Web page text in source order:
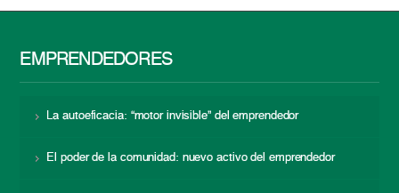
EMPRENDEDORES
La autoeficacia: “motor invisible” del emprendedor
El poder de la comunidad: nuevo activo del emprendedor